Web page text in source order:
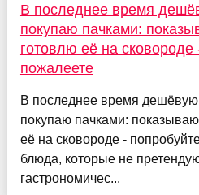
В последнее время
покупаю пачками:
готовлю её на сковороде
пожалеете
В последнее время дешёвую
покупаю пачками:
её на сковороде -
блюда, которые не
гастрономичес...